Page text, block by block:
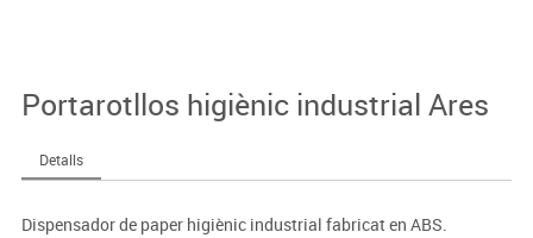
Portarotllos higiènic industrial Ares
Detalls
Dispensador de paper higiènic industrial fabricat en ABS.